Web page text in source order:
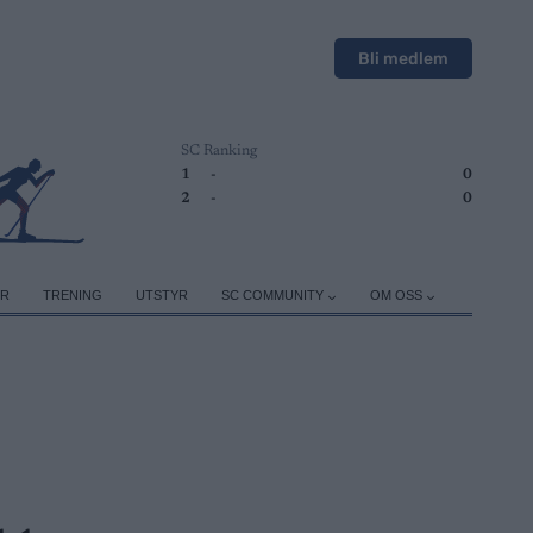
Bli medlem
SC Ranking
1
-
0
2
- 0
TRENING UTSTYR SC COMMUNITY OM OSS